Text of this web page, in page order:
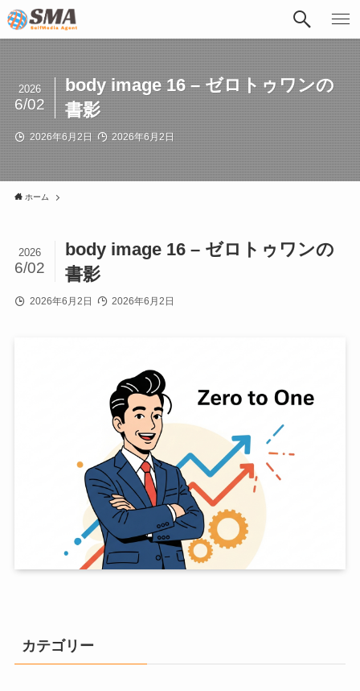
body image 16 – ゼロトゥワンの
書影
2026
6/02
2026年6月2日 2026年6月2日
ホーム
body image 16 – ゼロトゥワンの
書影
2026
6/02
2026年6月2日 2026年6月2日
カテゴリー